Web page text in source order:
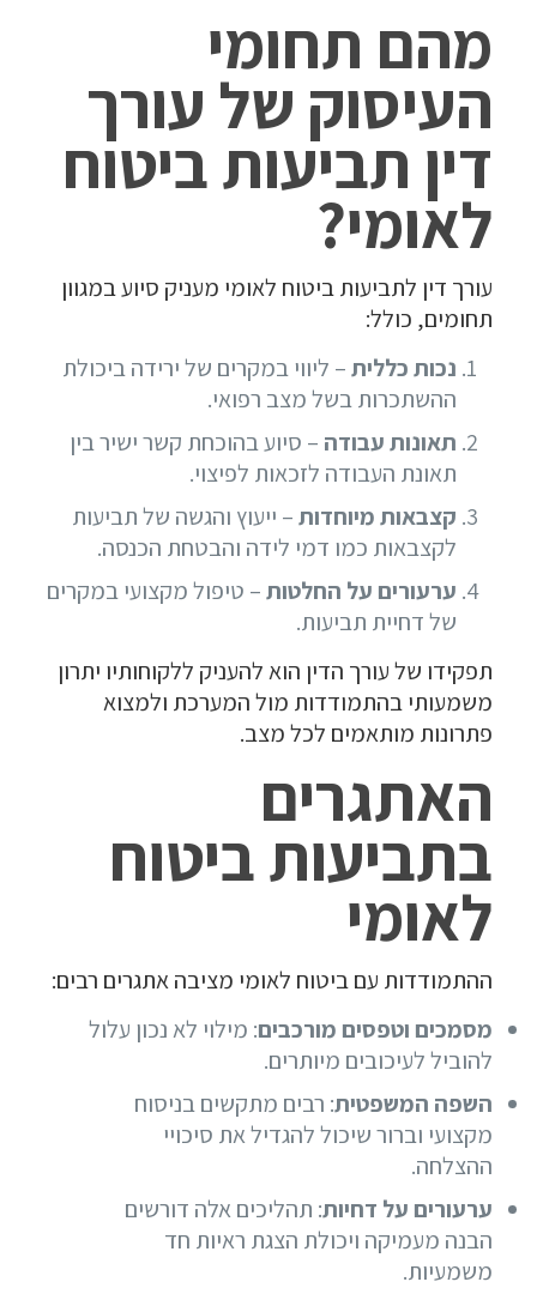
מהם תחומי
העיסוק של עורך
דין תביעות ביטוח
לאומי?
עורך דין לתביעות ביטוח לאומי מעניק סיוע במגוון
תחומים, כולל:
נכות כללית– ליווי במקרים של ירידה ביכולת
ההשתכרות בשל מצב רפואי.
תאונות עבודה – סיוע בהוכחת קשר ישיר בין
תאונת העבודה לזכאות לפיצוי.
קצבאות מיוחדות– ייעוץ והגשה של תביעות
לקצבאות כמו דמי לידה והבטחת הכנסה.
ערעורים על החלטות– טיפול מקצועי במקרים
של דחיית תביעות.
תפקידו של עורך הדין הוא להעניק ללקוחותיו יתרון
משמעותי בהתמודדות מול המערכת ולמצוא
פתרונות מותאמים לכל מצב.
האתגרים
בתביעות ביטוח
לאומי
ההתמודדות עם ביטוח לאומי מציבה אתגרים רבים:
מסמכים וטפסים מורכבים: מילוי לא נכון עלול
להוביל לעיכובים מיותרים.
השפה המשפטית: רבים מתקשים בניסוח
מקצועי וברור שיכול להגדיל את סיכויי
ההצלחה.
ערעורים על דחיות: תהליכים אלה דורשים
הבנה מעמיקה ויכולת הצגת ראיות חד
משמעיות.